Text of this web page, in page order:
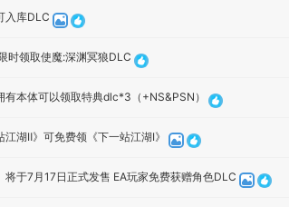
入库DLC
时领取使魔:深渊冥狼DLC
有本体可以领取特典dlc*3（+NS&PSN）
江湖Ⅱ》可免费领《下一站江湖Ⅰ》
将于7月17日正式发售 EA玩家免费获赠角色DLC